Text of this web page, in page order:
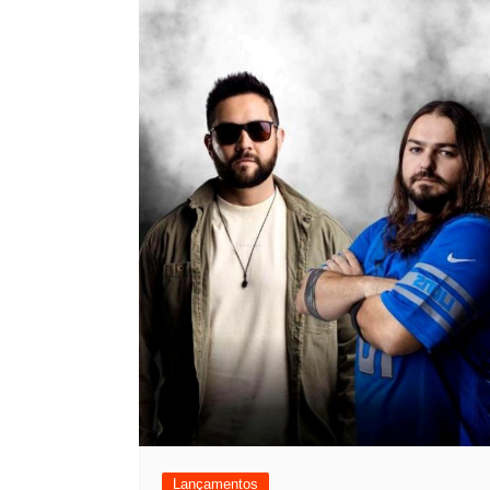
Lançamentos